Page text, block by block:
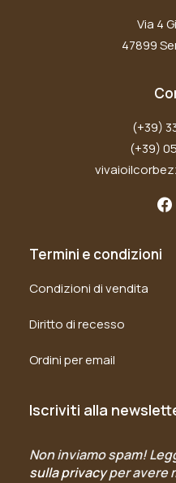
Via 4
47899
(+39)
(+39)
Termini e condizioni
Condizioni di vendita
Diritto di recesso
Ordini per email
Iscriviti alla
Non inviamo spam!
sulla privacyper avere